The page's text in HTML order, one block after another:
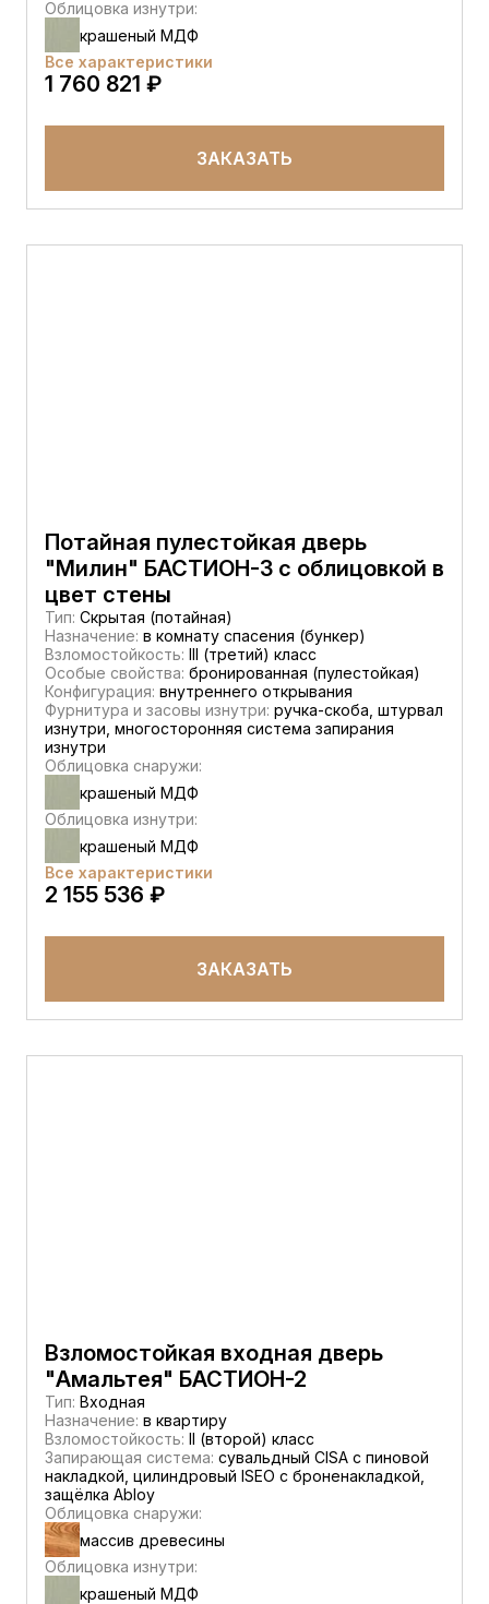
Облицовка изнутри:
крашеный МДФ
Все характеристики
1 760 821 ₽
ЗАКАЗАТЬ
Потайная пулестойкая дверь
"Милин" БАСТИОН-3 с облицовкой в
цвет стены
Тип: Скрытая (потайная)
Назначение: в комнату спасения (бункер)
Взломостойкость: III (третий) класс
Особые свойства: бронированная (пулестойкая)
Конфигурация: внутреннего открывания
Фурнитура и засовы изнутри: ручка-скоба, штурвал
изнутри, многосторонняя система запирания
изнутри
Облицовка снаружи:
крашеный МДФ
Облицовка изнутри:
крашеный МДФ
Все характеристики
2 155 536 ₽
ЗАКАЗАТЬ
Взломостойкая входная дверь
"Амальтея" БАСТИОН-2
Тип: Входная
Назначение: в квартиру
Взломостойкость: II (второй) класс
Запирающая система: сувальдный CISA c пиновой
накладкой, цилиндровый ISEO с броненакладкой,
защёлка Abloy
Облицовка снаружи:
массив древесины
Облицовка изнутри:
крашеный МДФ